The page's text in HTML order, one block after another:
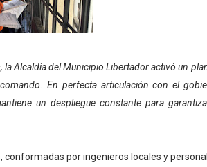
taller de marcas y patentes
110 árboles en su sede
la atención en los municipios
la atención sanitaria en Ejido
Alcaldía del Municipio Libertador activó un
En perfecta articulación con el
un despliegue constante para
por ingenieros locales y